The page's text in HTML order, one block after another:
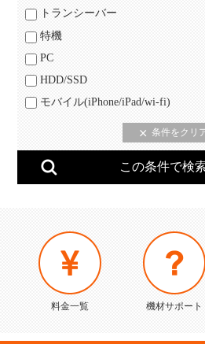
トランシーバー
特機
PC
HDD/SSD
モバイル(iPhone/iPad/wi-fi)
料金一覧 機材サポート